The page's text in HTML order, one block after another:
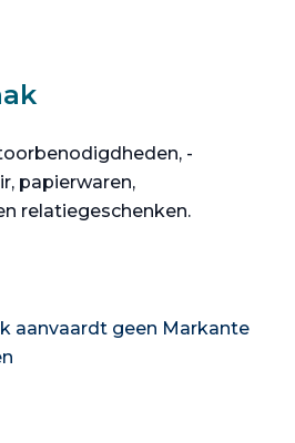
-
papierwaren,
relatiegeschenken.
aanvaardt geen Markante